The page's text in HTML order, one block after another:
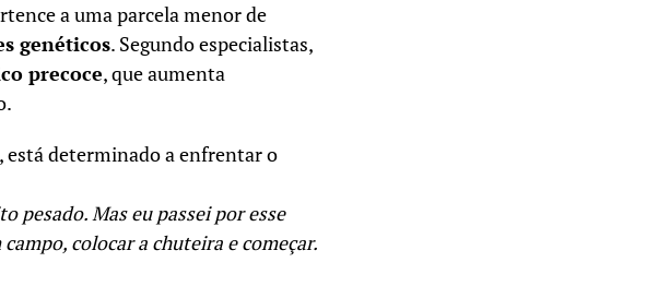
a uma parcela menor de
genéticos. Segundo especialistas,
precoce, que aumenta
está determinado a enfrentar o
pesado. Mas eu passei por esse
colocar a chuteira e começar.